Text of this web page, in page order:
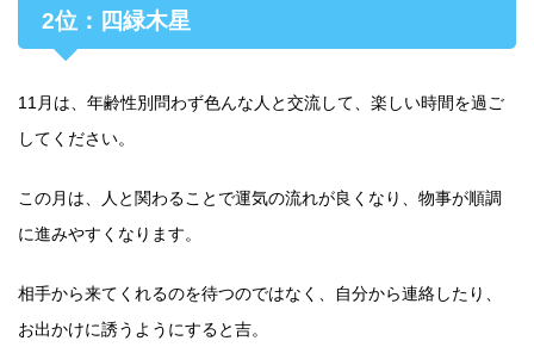
2位：四緑木星
11月は、年齢性別問わず色んな人と交流して、楽しい時間を過ご
してください。
この月は、人と関わることで運気の流れが良くなり、物事が順調
に進みやすくなります。
相手から来てくれるのを待つのではなく、自分から連絡したり、
お出かけに誘うようにすると吉。